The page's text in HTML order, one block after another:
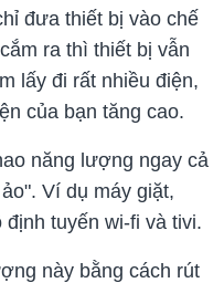
đưa thiết bị vào chế
ra thì thiết bị vẫn
lấy đi rất nhiều điện,
của bạn tăng cao.
năng lượng ngay cả
Ví dụ máy giặt,
tuyến wi-fi và tivi.
này bằng cách rút